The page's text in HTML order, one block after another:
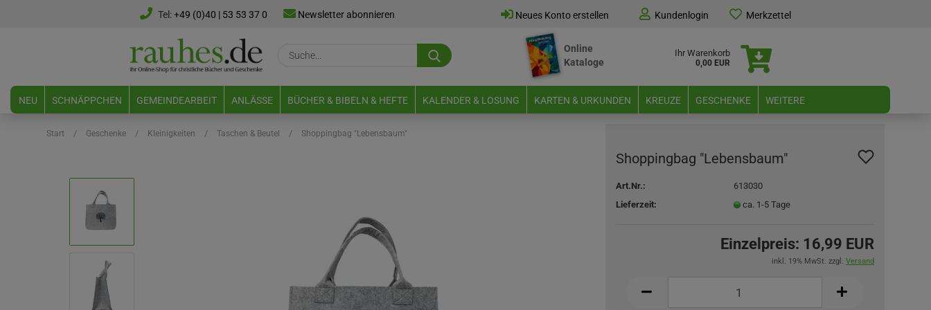
Tel:+49 (0)40 | 53 53 37 0 Newsletter abonnieren Neues Konto erstellen Kundenlogin Merkzettel
Suche...
Online
Kataloge
Ihr Warenkorb
0,00 EUR
NEU SCHNÄPPCHEN GEMEINDEARBEIT ANLÄSSE BÜCHER & BIBELN & HEFTE KALENDER & LOSUNG KARTEN & URKUNDEN KREUZE GESCHENKE WEITERE
Start / Geschenke / Kleinigkeiten / Taschen & Beutel / Shoppingbag "Lebensbaum"
Shoppingbag "Lebensbaum"
Art.Nr.:
613030
Lieferzeit:
ca. 1-5 Tage
Einzelpreis: 16,99 EUR
inkl. 19% MwSt. zzgl. Versand